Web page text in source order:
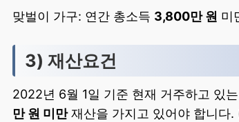
맞벌이 가구: 연간 총소득 3,800만 원 미
3) 재산요건
2022년 6월 1일 기준 현재 거주하고 있
만 원 미만재산을 가지고 있어야 합니다